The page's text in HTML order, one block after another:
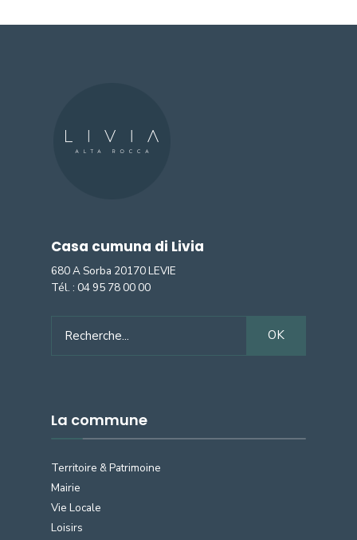
Casa cumuna di Livia
680 A Sorba 20170 LEVIE
Tél. : 04 95 78 00 00
for:
OK
La commune
Territoire & Patrimoine
Mairie
Vie Locale
Loisirs